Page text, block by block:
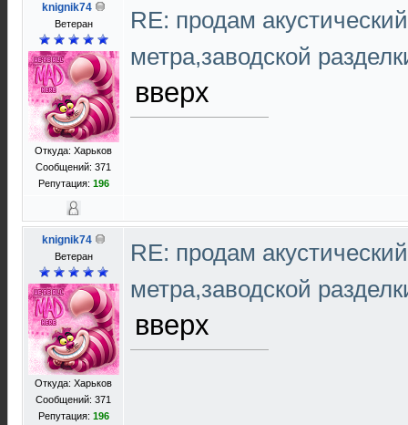
knignik74
Ветеран
Откуда: Харьков
Сообщений: 371
Репутация: 196
RE: продам
метра,заводской
вверх
knignik74
Ветеран
Откуда: Харьков
Сообщений: 371
Репутация: 196
RE: продам
метра,заводской
вверх